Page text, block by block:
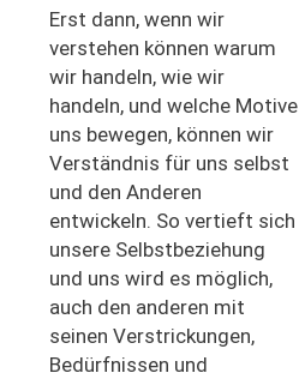
Erst dann, wenn wir
verstehen können warum
wir handeln, wie wir
handeln, und welche Motive
uns bewegen, können wir
Verständnis für uns selbst
und den Anderen
entwickeln. So vertieft sich
unsere Selbstbeziehung
und uns wird es möglich,
auch den anderen mit
seinen Verstrickungen,
Bedürfnissen und